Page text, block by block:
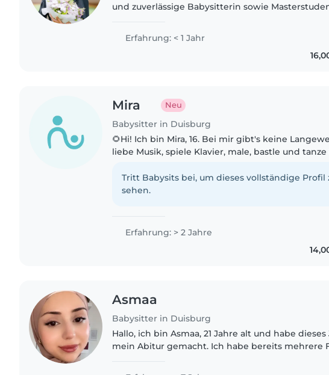
und zuverlässige Babysitterin sowie
Verständnis für die..
Erfahrung: < 1 Jahr
Mira Neu
Babysitter in Duisburg
🌻Hi! Ich bin Mira, 16. Bei mir gibt's keine
liebe Musik, spiele Klavier, male, bastle und
im Bereich..
Tritt Babysits bei, um dieses vollständige Profil
sehen.
Erfahrung: > 2 Jahre
Asmaa
Babysitter in Duisburg
Hallo, ich bin Asmaa, 21 Jahre alt und habe dieses
mein Abitur gemacht. Ich habe bereits mehrere Familien